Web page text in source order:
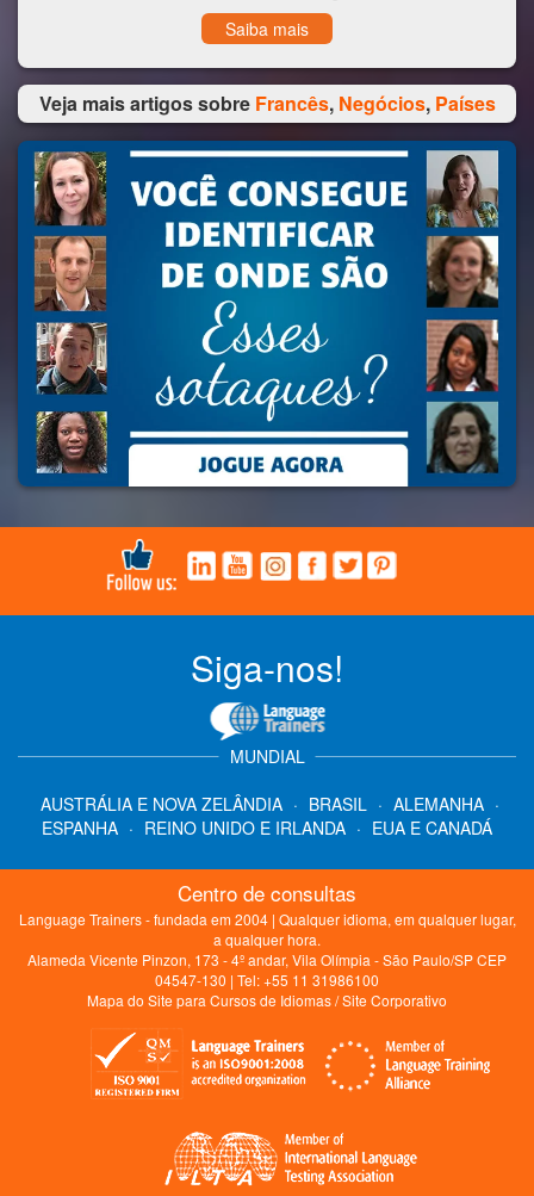
Saiba mais
Veja mais artigos sobre Francês, Negócios, Países
Siga-nos!
MUNDIAL
AUSTRÁLIA E NOVA ZELÂNDIA · BRASIL · ALEMANHA ·
ESPANHA · REINO UNIDO E IRLANDA · EUA E CANADÁ
Centro de consultas
Language Trainers - fundada em 2004 | Qualquer idioma, em qualquer lugar,
a qualquer hora.
Alameda Vicente Pinzon, 173 - 4º andar, Vila Olímpia - São Paulo/SP CEP
04547-130 | Tel: +55 11 31986100
Mapa do Site para Cursos de Idiomas/Site Corporativo